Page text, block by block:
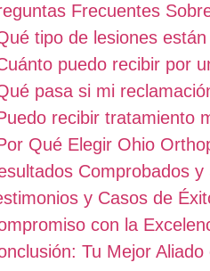
Frecuentes
tipo de lesiones
puedo recibir por
pasa si mi
recibir tratamiento
Qué Elegir Ohio
Comprobados y
y Casos de
con la
Tu Mejor